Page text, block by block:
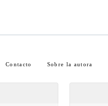
Contacto Sobre la autora